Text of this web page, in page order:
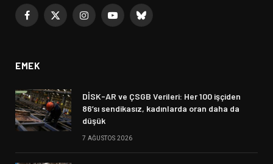
Facebook
X
InstagramYouTubeBluesky
EMEK
DİSK-AR ve ÇSGB Verileri: Her 100 işçiden
86’sı sendikasız, kadınlarda oran daha da
düşük
7 AĞUSTOS 2026